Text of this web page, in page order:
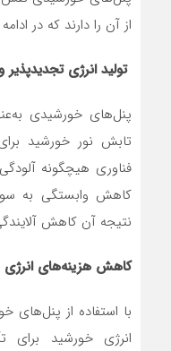
از آن را دارند که در
تولید انرژی
پنل‌های خورشیدی
تابش نور خورشید
فناوری هیچگونه
کاهش وابستگی به
نتیجه آن کاهش
کاهش هزینه‌های انرژی
با استفاده از پنل‌های
انرژی خورشید برای